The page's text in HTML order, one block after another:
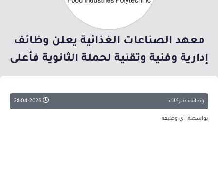
معهد الصناعات الغذائية يعلن وظائف
إدارية وفنية وتقنية لحملة الثانوية فأعلى
وظائف شركات
بواسطة: أي وظيفة